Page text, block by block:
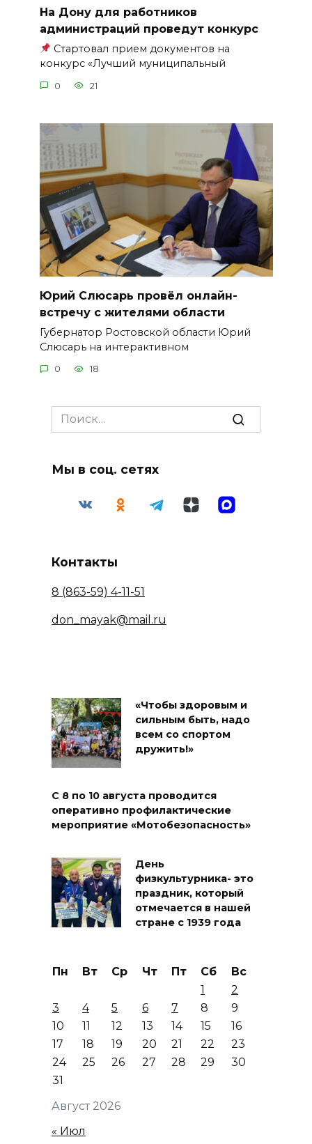
На Дону для работников
администраций проведут конкурс
Стартовал прием документов на
конкурс «Лучший муниципальный
0 21
Юрий Слюсарь провёл онлайн-
встречу с жителями области
Губернатор Ростовской области Юрий
Слюсарь на интерактивном
0 18
Search
for:
Мы в соц. сетях
Контакты
8 (863-59) 4-11-51
don_mayak@mail.ru
«Чтобы здоровым и
сильным быть, надо
всем со спортом
дружить!»
С 8 по 10 августа проводится
оперативно профилактические
мероприятие «Мотобезопасность»
День
физкультурника- это
праздник, который
отмечается в нашей
стране с 1939 года
Август 2026
Пн Вт Ср Чт Пт Сб
Вс
1
2
3
4 5 6 7 8
9
10
11 12 13 14 15
16
17
18 19 20 21 22
23
24
25 26 27 28 29
30
31
« Июл